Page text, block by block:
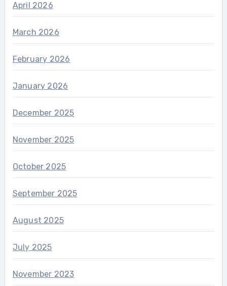
April 2026
March 2026
February 2026
January 2026
December 2025
November 2025
October 2025
September 2025
August 2025
July 2025
November 2023